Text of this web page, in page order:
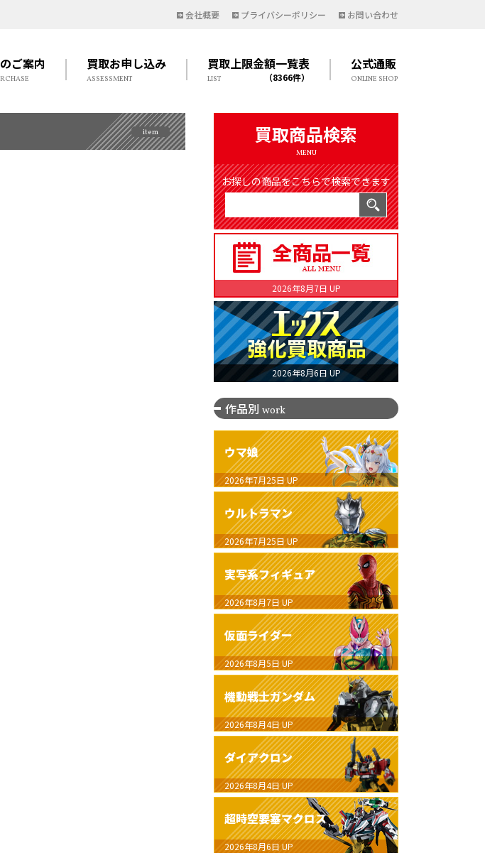
会社概要 プライバシーポリシー お問い合わせ
ご案内 買取お申し込み
ASSESSMENT
買取上限金額一覧表
（8366件）
LIST
公式通販
ONLINE SHOP
item 買取商品検索
MENU
お探しの商品をこちらで検索できます
2026年8月7日 UP
2026年8月6日 UP
作品別 work
ウマ娘
2026年7月25日 UP
ウルトラマン
2026年7月25日 UP
実写系フィギュア
2026年8月7日 UP
仮面ライダー
2026年8月5日 UP
機動戦士ガンダム
2026年8月4日 UP
ダイアクロン
2026年8月4日 UP
超時空要塞マクロス
2026年8月6日 UP